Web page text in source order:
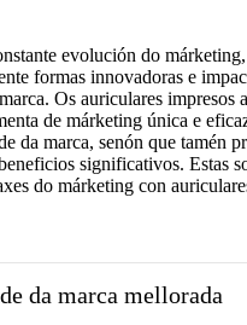
evolución do márketing,
formas innovadoras e
Os auriculares impresos
de márketing única e
da marca, senón que tamén
significativos. Estas
do márketing con
da marca mellorada